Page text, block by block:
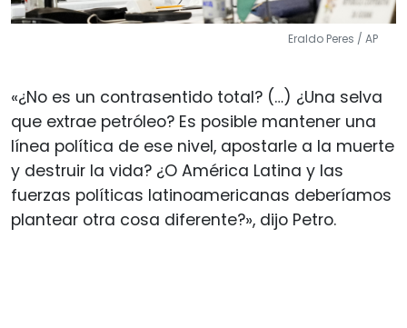
Eraldo Peres / AP
«¿No es un contrasentido total? (…) ¿Una selva
que extrae petróleo? Es posible mantener una
línea política de ese nivel, apostarle a la muerte
y destruir la vida? ¿O América Latina y las
fuerzas políticas latinoamericanas deberíamos
plantear otra cosa diferente?», dijo Petro.